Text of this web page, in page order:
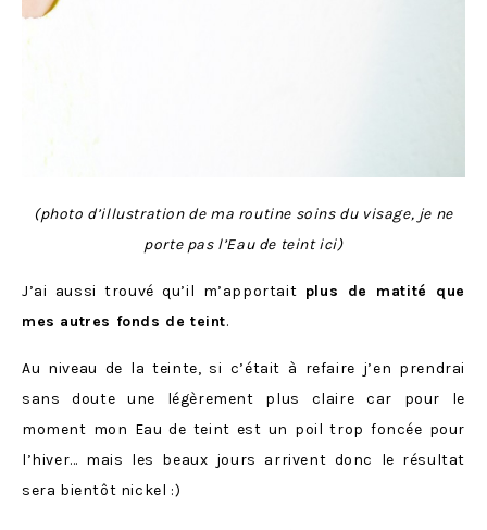
(photo d’illustration de ma routine soins du visage, je ne
porte pas l’Eau de teint ici)
J’ai aussi trouvé qu’il m’apportait plus de matité que
mes autres fonds de teint.
Au niveau de la teinte, si c’était à refaire j’en prendrai
sans doute une légèrement plus claire car pour le
moment mon Eau de teint est un poil trop foncée pour
l’hiver… mais les beaux jours arrivent donc le résultat
sera bientôt nickel :)